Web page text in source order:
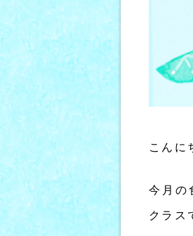
こんに
今月の
クラス